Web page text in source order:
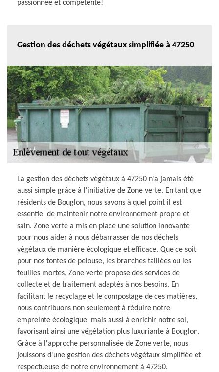
passionnée et compétente!
Gestion des déchets végétaux simplifiée à 47250
La gestion des déchets végétaux à 47250 n'a jamais été
aussi simple grâce à l'initiative de Zone verte. En tant que
résidents de Bouglon, nous savons à quel point il est
essentiel de maintenir notre environnement propre et
sain. Zone verte a mis en place une solution innovante
pour nous aider à nous débarrasser de nos déchets
végétaux de manière écologique et efficace. Que ce soit
pour nos tontes de pelouse, les branches taillées ou les
feuilles mortes, Zone verte propose des services de
collecte et de traitement adaptés à nos besoins. En
facilitant le recyclage et le compostage de ces matières,
nous contribuons non seulement à réduire notre
empreinte écologique, mais aussi à enrichir notre sol,
favorisant ainsi une végétation plus luxuriante à Bouglon.
Grâce à l'approche personnalisée de Zone verte, nous
jouissons d'une gestion des déchets végétaux simplifiée et
respectueuse de notre environnement à 47250.